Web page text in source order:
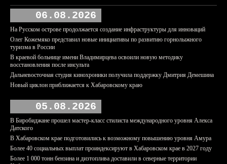
06.08.2026
На Русском острове продолжается создание инфраструктуры для инноваций
Олег Кожемяко представил новые инициативы по развитию горнолыжного
туризма в России
В краевой больнице имени Владимирцева освоили новую методику
восстановления после инсульта
Дальневосточная студия кинохроники получила поддержку Дмитрия Демешина
Новый циклон приближается к Хабаровскому краю
05.08.2026
В Биробиджане прошел мастер-класс стилиста международного уровня Алекса
Датского
В Хабаровском крае подготовились к возможному повышению уровня Амура
Более 40 социальных выплат проиндексируют в Хабаровском крае в 2027 году
Более 1 000 тонн бензина и дизтоплива доставили в северные территории